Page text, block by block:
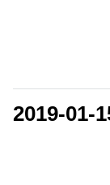
2019-01-